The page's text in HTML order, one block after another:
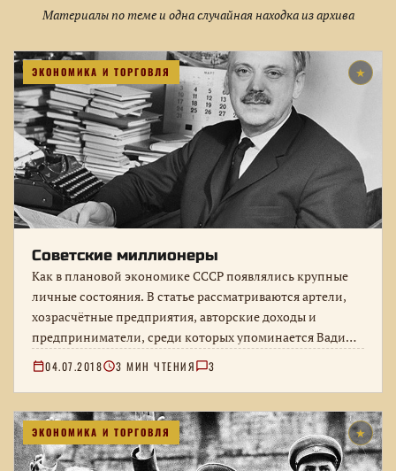
Материалы по теме и одна случайная находка из архива
ЭКОНОМИКА И ТОРГОВЛЯ ★
Советские миллионеры
Как в плановой экономике СССР появлялись крупные
личные состояния. В статье рассматриваются артели,
хозрасчётные предприятия, авторские доходы и
предприниматели, среди которых упоминается Вадим
Туманов.
04.07.2018 3 МИН ЧТЕНИЯ 3
ЭКОНОМИКА И ТОРГОВЛЯ ★